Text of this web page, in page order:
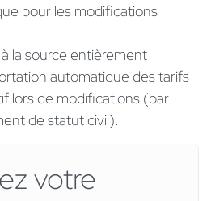
pour les modifications
la source entièrement
automatique des tarifs
lors de modifications (par
de statut civil).
votre